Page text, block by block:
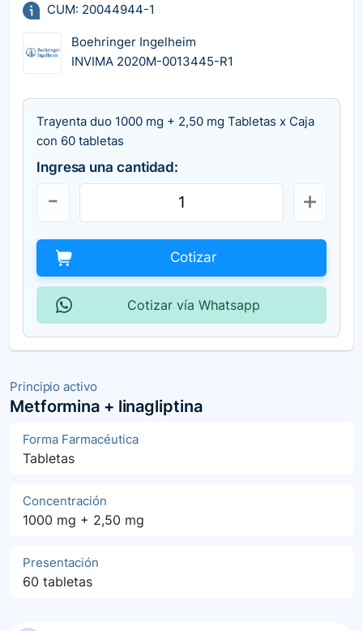
Principio activo
Metformina + linagliptina
Forma Farmacéutica
Tabletas
Concentración
1000 mg + 2,50 mg
Presentación
60 tabletas
CUM: 20044944-1
Boehringer Ingelheim
INVIMA 2020M-0013445-R1
Trayenta duo 1000 mg + 2,50 mg Tabletas x Caja
con 60 tabletas
Ingresa una cantidad:
Cotizar
Cotizar vía Whatsapp